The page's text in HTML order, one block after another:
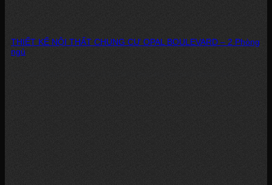
THIẾT KẾ NỘI THẤT CHUNG CƯ OPAL BOULEVARD – 2 Phòng
ngủ